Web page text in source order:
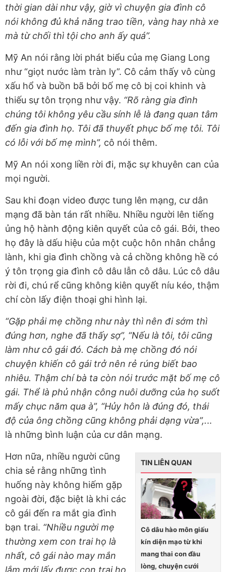
thời gian dài như vậy, giờ vì chuyện gia đình cô
nói không đủ khả năng trao tiền, vàng hay nhà xe
mà từ chối thì tội cho anh ấy quá”.
Mỹ An nói rằng lời phát biểu của mẹ Giang Long
như “giọt nước làm tràn ly”. Cô cảm thấy vô cùng
xấu hổ và buồn bã bởi bố mẹ cô bị coi khinh và
thiếu sự tôn trọng như vậy. “Rõ ràng gia đình
chúng tôi không yêu cầu sính lễ là đang quan tâm
đến gia đình họ. Tôi đã thuyết phục bố mẹ tôi. Tôi
có lỗi với bố mẹ mình”, cô nói thêm.
Mỹ An nói xong liền rời đi, mặc sự khuyên can của
mọi người.
Sau khi đoạn video được tung lên mạng, cư dân
mạng đã bàn tán rất nhiều. Nhiều người lên tiếng
ủng hộ hành động kiên quyết của cô gái. Bởi, theo
họ đây là dấu hiệu của một cuộc hôn nhân chẳng
lành, khi gia đình chồng và cả chồng không hề có
ý tôn trọng gia đình cô dâu lẫn cô dâu. Lúc cô dâu
rời đi, chú rể cũng không kiên quyết níu kéo, thậm
chí còn lấy điện thoại ghi hình lại.
“Gặp phải mẹ chồng như này thì nên đi sớm thì
đúng hơn, nghe đã thấy sợ”, “Nếu là tôi, tôi cũng
làm như cô gái đó. Cách bà mẹ chồng đó nói
chuyện khiến cô gái trở nên rẻ rúng biết bao
nhiêu. Thậm chí bà ta còn nói trước mặt bố mẹ cô
gái. Thể là phủ nhận công nuôi dưỡng của họ suốt
mấy chục năm qua à”, “Hủy hôn là đúng đó, thái
độ của ông chồng cũng không phải dạng vừa”,...
là những bình luận của cư dân mạng.
TIN LIÊN QUAN
Cô dâu hào môn giấu
kín diện mạo từ khi
mang thai con đầu
lòng, chuyện cưới
Hơn nữa, nhiều người cũng
chia sẻ rằng những tình
huống này không hiếm gặp
ngoài đời, đặc biệt là khi các
cô gái đến ra mắt gia đình
bạn trai. “Nhiều người mẹ
thường xem con trai họ là
nhất, cô gái nào may mắn
lắm mới lấy được con trai họ.